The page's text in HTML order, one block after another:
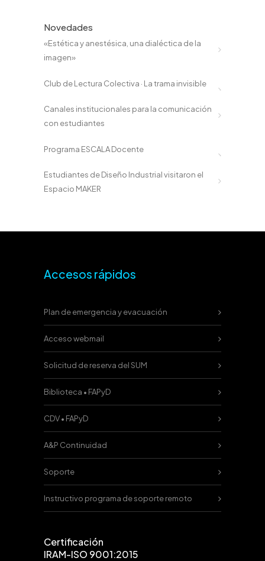
Novedades
«Estética y anestésica, una dialéctica de la
imagen»
Club de Lectura Colectiva · La trama invisible
Canales institucionales para la comunicación
con estudiantes
Programa ESCALA Docente
Estudiantes de Diseño Industrial visitaron el
Espacio MAKER
Accesos rápidos
Plan de emergencia y evacuación
Acceso webmail
Solicitud de reserva del SUM
Biblioteca • FAPyD
CDV • FAPyD
A&P Continuidad
Soporte
Instructivo programa de soporte remoto
Certificación
IRAM-ISO 9001:2015